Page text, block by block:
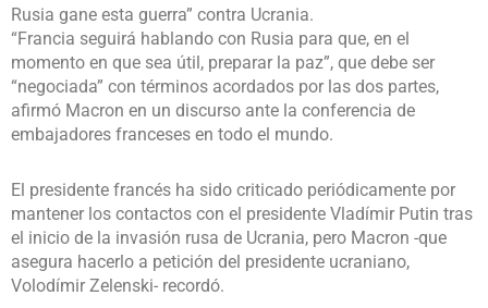
Rusia gane esta guerra” contra Ucrania.
“Francia seguirá hablando con Rusia para que, en el
momento en que sea útil, preparar la paz”, que debe ser
“negociada” con términos acordados por las dos partes,
afirmó Macron en un discurso ante la conferencia de
embajadores franceses en todo el mundo.
El presidente francés ha sido criticado periódicamente por
mantener los contactos con el presidente Vladímir Putin tras
el inicio de la invasión rusa de Ucrania, pero Macron -que
asegura hacerlo a petición del presidente ucraniano,
Volodímir Zelenski- recordó.